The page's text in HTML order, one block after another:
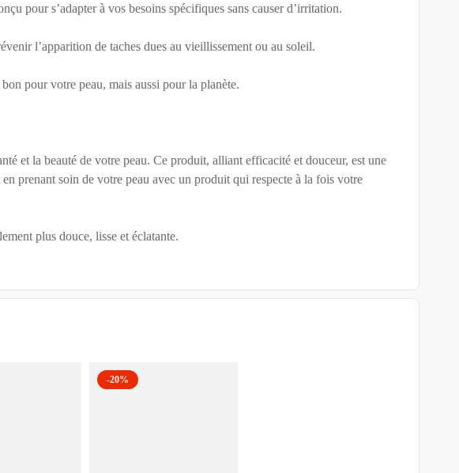
pour s’adapter à vos besoins spécifiques sans causer d’irritation.
l’apparition de taches dues au vieillissement ou au soleil.
pour votre peau, mais aussi pour la planète.
et la beauté de votre peau. Ce produit, alliant efficacité et douceur, est une
prenant soin de votre peau avec un produit qui respecte à la fois votre
plus douce, lisse et éclatante.
-20%